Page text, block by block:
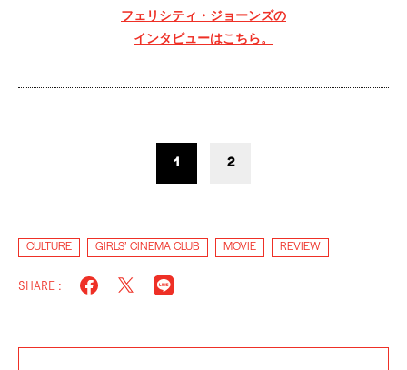
フェリシティ・ジョーンズの
インタビューはこちら。
1 2
CULTURE GIRLS’ CINEMA CLUB MOVIE REVIEW
SHARE :